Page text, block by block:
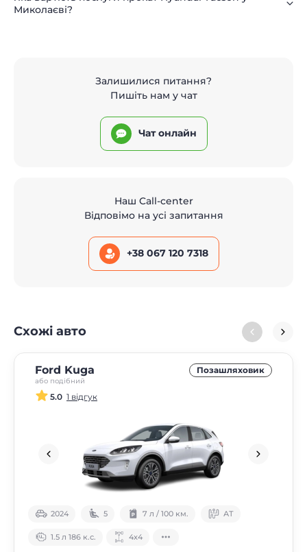
Миколаєві?
Залишилися питання?
Пишіть нам у чат
Чат онлайн
Наш Call-center
Відповімо на усі запитання
+38 067 120 7318
Схожі авто
Ford Kuga
або подібний
Позашляховик
5.0 1 відгук
2024 5 7 л / 100 км. АТ
1.5 л 186 к.с. 4х4